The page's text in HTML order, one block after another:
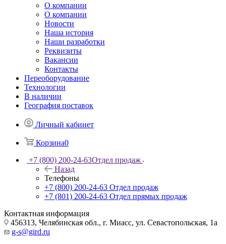
О компании
О компании
Новости
Наша история
Наши разработки
Реквизиты
Вакансии
Контакты
Переоборудование
Технологии
В наличии
География поставок
Личный кабинет
Корзина0
+7 (800) 200-24-63Отдел продаж
Назад
Телефоны
+7 (800) 200-24-63 Отдел продаж
+7 (801) 200-24-63 Отдел прямых продаж
Контактная информация
456313, Челябинская обл., г. Миасс, ул. Севастопольская, 1а
g-s@gird.ru